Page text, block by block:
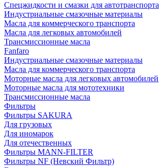
Cпецжидкости и смазки для автотранспорта
Индустриальные смазочные материалы
Масла для коммерческого транспорта
Масла для легковых автомобилей
Трансмиссионные масла
Fanfaro
Индустриальные смазочные материалы
Масла для коммерческого транспорта
Моторные масла для легковых автомобилей
Моторные масла для мототехники
Трансмиссионные масла
Фильтры
Фильтры SAKURA
Для грузовых
Для иномарок
Для отечественных
Фильтры MANN-FILTER
Фильтры NF (Невский Фильтр)